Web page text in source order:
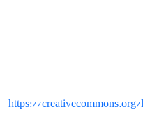
https://